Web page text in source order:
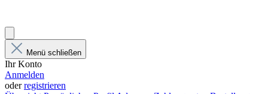
Menü schließen
Ihr Konto
Anmelden
oderregistrieren